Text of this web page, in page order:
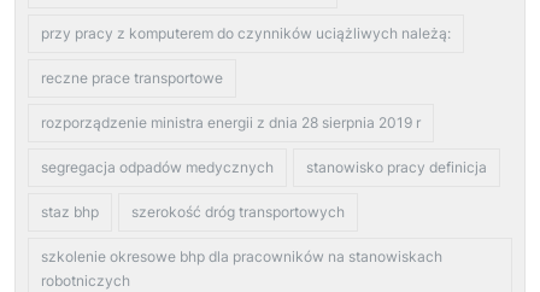
przy pracy z komputerem do czynników uciążliwych należą:
reczne prace transportowe
rozporządzenie ministra energii z dnia 28 sierpnia 2019 r
segregacja odpadów medycznych stanowisko pracy definicja
staz bhp szerokość dróg transportowych
szkolenie okresowe bhp dla pracowników na stanowiskach
robotniczych